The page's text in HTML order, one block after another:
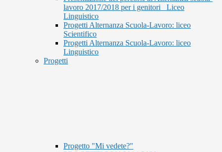
lavoro 2017/2018 per i genitori_ Liceo
Linguistico
Progetti Alternanza Scuola-Lavoro: liceo
Scientifico
Progetti Alternanza Scuola-Lavoro: liceo
Linguistico
Progetti
Progetto "Mi vedete?"